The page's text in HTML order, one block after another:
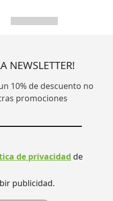
NEWSLETTER!
10% de descuento no
promociones
de privacidad de
publicidad.